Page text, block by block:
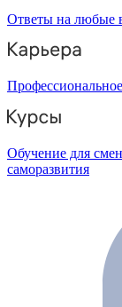
Ответы на любые
Обучение для
саморазвития